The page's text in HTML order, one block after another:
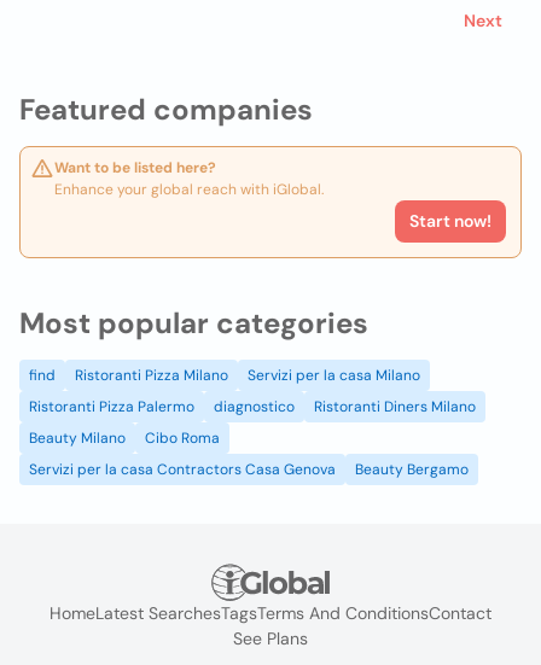
Featured companies
Want to be listed here?
Enhance your global reach with iGlobal.
Start now!
Next
Most popular categories
find Ristoranti Pizza Milano
Servizi per la casa Milano
Ristoranti Pizza Palermo
diagnostico
Ristoranti Diners Milano
Beauty Milano
Cibo Roma
Servizi per la casa Contractors Casa Genova
Beauty Bergamo
HomeLatest SearchesTagsTerms And ConditionsContact
See Plans